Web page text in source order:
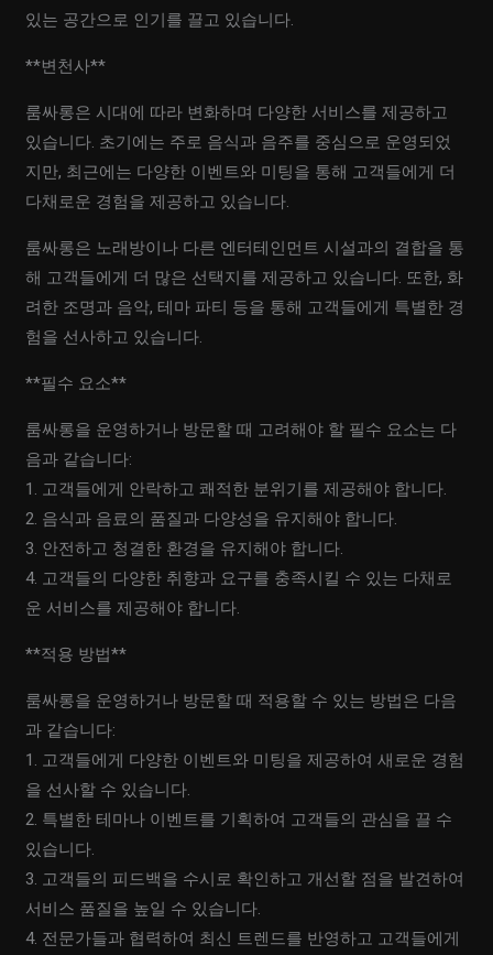
있는 공간으로 인기를 끌고 있습니다.
**변천사**
룸싸롱은 시대에 따라 변화하며 다양한 서비스를 제공하고
있습니다. 초기에는 주로 음식과 음주를 중심으로 운영되었
지만, 최근에는 다양한 이벤트와 미팅을 통해 고객들에게 더
다채로운 경험을 제공하고 있습니다.
룸싸롱은 노래방이나 다른 엔터테인먼트 시설과의 결합을 통
해 고객들에게 더 많은 선택지를 제공하고 있습니다. 또한, 화
려한 조명과 음악, 테마 파티 등을 통해 고객들에게 특별한 경
험을 선사하고 있습니다.
**필수 요소**
룸싸롱을 운영하거나 방문할 때 고려해야 할 필수 요소는 다
음과 같습니다:
1. 고객들에게 안락하고 쾌적한 분위기를 제공해야 합니다.
2. 음식과 음료의 품질과 다양성을 유지해야 합니다.
3. 안전하고 청결한 환경을 유지해야 합니다.
4. 고객들의 다양한 취향과 요구를 충족시킬 수 있는 다채로
운 서비스를 제공해야 합니다.
**적용 방법**
룸싸롱을 운영하거나 방문할 때 적용할 수 있는 방법은 다음
과 같습니다:
1. 고객들에게 다양한 이벤트와 미팅을 제공하여 새로운 경험
을 선사할 수 있습니다.
2. 특별한 테마나 이벤트를 기획하여 고객들의 관심을 끌 수
있습니다.
3. 고객들의 피드백을 수시로 확인하고 개선할 점을 발견하여
서비스 품질을 높일 수 있습니다.
4. 전문가들과 협력하여 최신 트렌드를 반영하고 고객들에게